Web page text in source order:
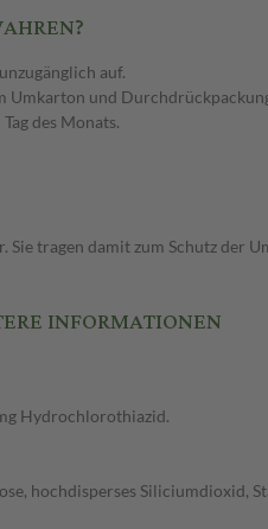
auf.
Umkarton und
des Monats.
tragen damit zum Schutz der
INFORMATIONEN
Hydrochlorothiazid.
hochdisperses Siliciumdioxid,